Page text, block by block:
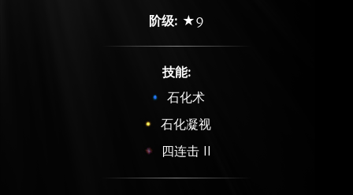
阶级: ★9
技能:
石化术
石化凝视
四连击 II